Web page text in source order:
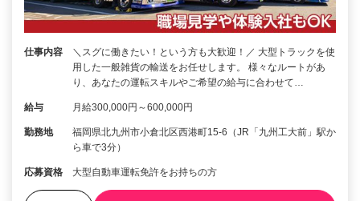
仕事内容
＼スグに働きたい！という方も大歓迎！／ 大型トラックを使
用した一般雑貨の輸送をお任せします。 様々なルートがあ
り、あなたの運転スキルやご希望の給与に合わせて…
給与 月給300,000円～600,000円
勤務地
福岡県北九州市小倉北区西港町15-6（JR「九州工大前」駅か
ら車で3分）
応募資格 大型自動車運転免許をお持ちの方